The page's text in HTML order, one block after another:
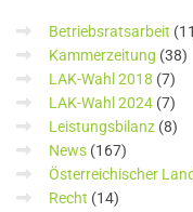
Betriebsratsarbeit
Kammerzeitung (38)
LAK-Wahl 2018 (7)
LAK-Wahl 2024 (7)
Leistungsbilanz (8)
News (167)
Österreichischer
Recht (14)